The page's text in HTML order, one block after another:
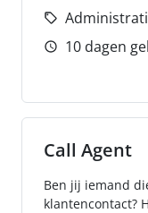
10 dagen
Call Agent
Ben jij iemand
klantencontact?